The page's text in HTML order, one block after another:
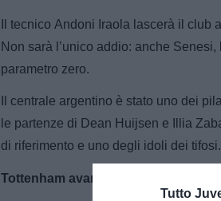
Tutto
Il tecnico Andoni Iraola lascerà il club
Non sarà l’unico addio: anche
parametro zero.
Il centrale argentino è stato uno dei
le partenze di Dean Huijsen e Illia
di riferimento e uno degli idoli dei tifosi.
Tottenham avanti, ma il Liverpool